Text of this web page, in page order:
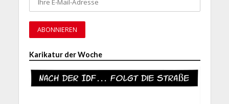
Karikatur der Woche